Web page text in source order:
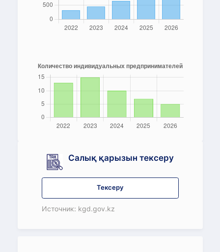
Салық қарызын тексеру
Тексеру
Источник: kgd.gov.kz